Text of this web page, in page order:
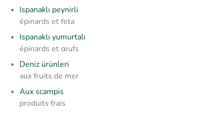
Ispanaklı peynirli
épinards et feta
Ispanaklı yumurtalı
épinards et œufs
Deniz ürünleri
aux fruits de mer
Aux scampis
produits frais